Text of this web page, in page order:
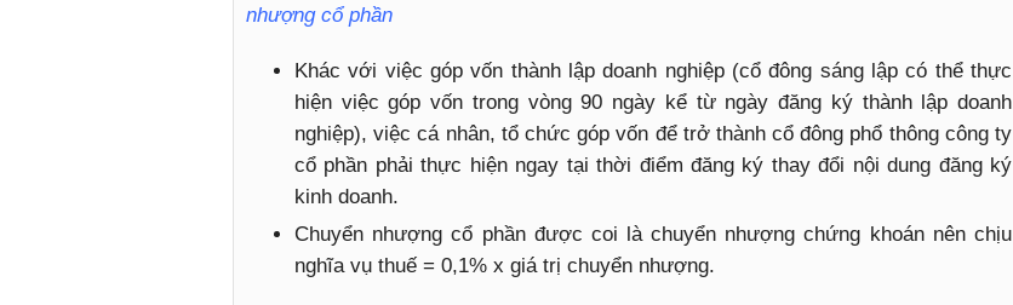
nhượng cổ phần
Khác với việc góp vốn thành lập doanh nghiệp (cổ đông sáng lập có thể thực
hiện việc góp vốn trong vòng 90 ngày kể từ ngày đăng ký thành lập doanh
nghiệp), việc cá nhân, tổ chức góp vốn để trở thành cổ đông phổ thông công ty
cổ phần phải thực hiện ngay tại thời điểm đăng ký thay đổi nội dung đăng ký
kinh doanh.
Chuyển nhượng cổ phần được coi là chuyển nhượng chứng khoán nên chịu
nghĩa vụ thuế = 0,1% x giá trị chuyển nhượng.